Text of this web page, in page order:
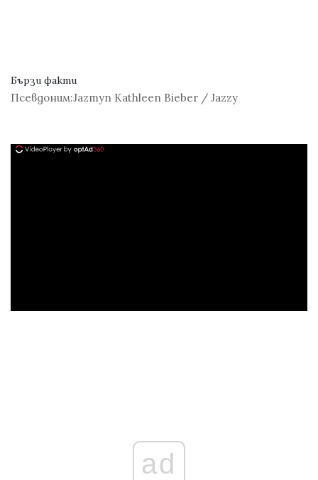
Бързи факти
Псевдоним:Jazmyn Kathleen Bieber / Jazzy
ad